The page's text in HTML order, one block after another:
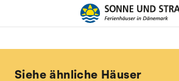
Siehe ähnliche Häuser